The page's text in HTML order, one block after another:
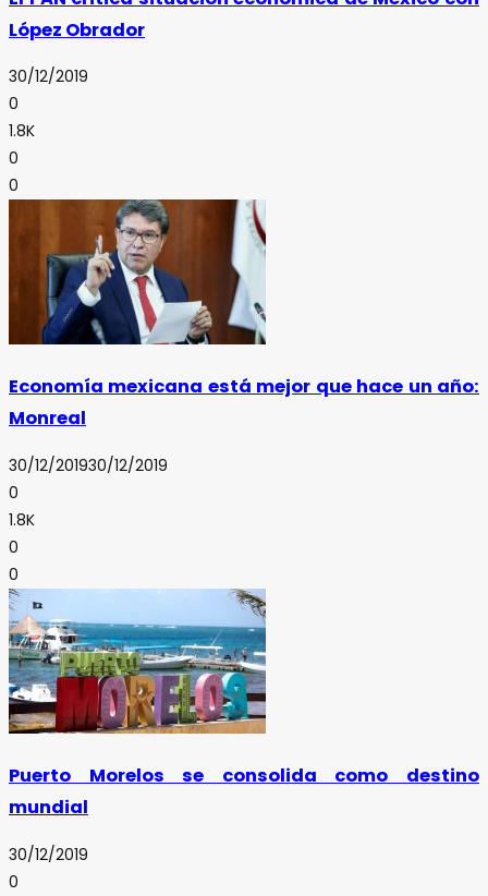
López Obrador
30/12/2019
0
1.8K
0
0
Economía mexicana está mejor que hace un año:
Monreal
30/12/201930/12/2019
0
1.8K
0
0
Puerto Morelos se consolida como destino
mundial
30/12/2019
0